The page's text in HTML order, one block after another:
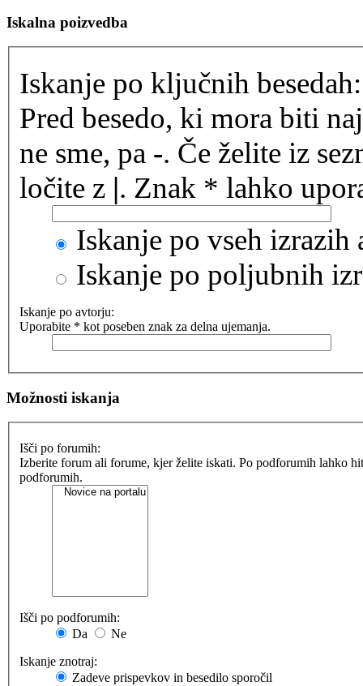
Iskalna poizvedba
Iskanje po ključnih besedah:
Pred besedo, ki mora biti
ne sme, pa -. Če želite iz
ločite z |. Znak * lahko
Iskanje po vseh izrazih
Iskanje po poljubnih
Iskanje po avtorju:
Uporabite * kot poseben znak za delna ujemanja.
Možnosti iskanja
Išči po forumih:
Izberite forum ali forume, kjer želite iskati. Po podforumih lahko
podforumih.
Išči po podforumih:
Da
Ne
Iskanje znotraj:
Zadeve prispevkov in besedilo sporočil